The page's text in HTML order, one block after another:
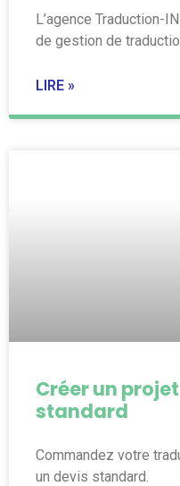
L’agence Traduction-
de gestion de
LIRE »
Créer un
standard
Commandez votre
un devis standard.